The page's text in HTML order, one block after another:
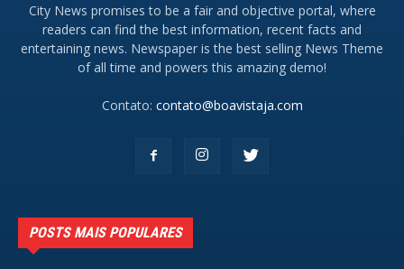
City News promises to be a fair and objective portal, where
readers can find the best information, recent facts and
entertaining news. Newspaper is the best selling News Theme
of all time and powers this amazing demo!
Contato: contato@boavistaja.com
POSTS MAIS POPULARES